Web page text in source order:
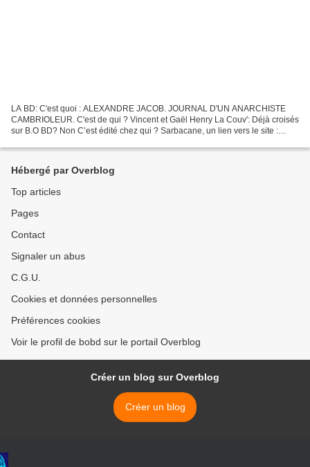
LA BD: C'est quoi : ALEXANDRE JACOB. JOURNAL D'UN ANARCHISTE
CAMBRIOLEUR. C'est de qui ? Vincent et Gaël Henry La Couv': Déjà croisés
sur B.O BD? Non C’est édité chez qui ? Sarbacane, un lien vers le site :
cambrioleur-2/...
Hébergé par Overblog
Top articles
Pages
Contact
Signaler un abus
C.G.U.
Cookies et données personnelles
Préférences cookies
Voir le profil de bobd sur le portail Overblog
Créer un blog sur Overblog
Créer un blog